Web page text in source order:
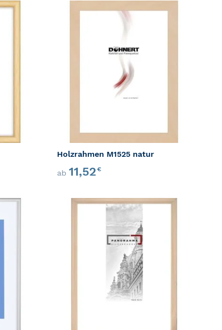
Holzrahmen M1525 natur
ab 11,52€
ZUR WUNSCHLISTE HINZUFÜGEN
ZUR VERGLEICHSLISTE HINZUFÜGEN